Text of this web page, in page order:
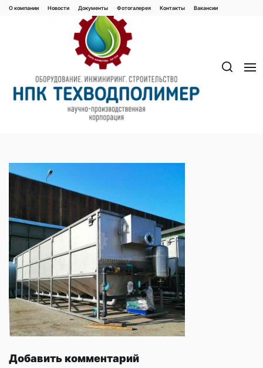
Перейти
Добавить комментарий
О компании Новости Документы Фотогалерея Контaкты Вакaнсии